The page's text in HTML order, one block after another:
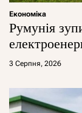
Економіка
Румунія
3 Серпня, 2026